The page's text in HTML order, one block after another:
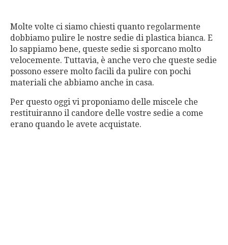
Molte volte ci siamo chiesti quanto regolarmente
dobbiamo pulire le nostre sedie di plastica bianca. E
lo sappiamo bene, queste sedie si sporcano molto
velocemente. Tuttavia, è anche vero che queste sedie
possono essere molto facili da pulire con pochi
materiali che abbiamo anche in casa.
Per questo oggi vi proponiamo delle miscele che
restituiranno il candore delle vostre sedie a come
erano quando le avete acquistate.